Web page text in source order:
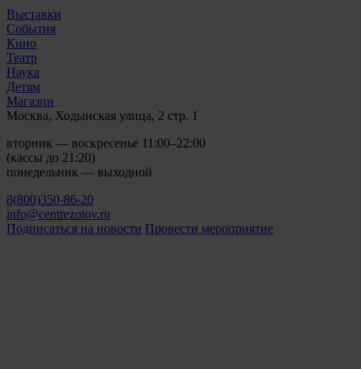
Выставки
События
Кино
Театр
Наука
Детям
Магазин
Москва, Ходынская улица, 2 стр. 1
вторник — воскресенье 11:00–22:00
(кассы до 21:20)
понедельник — выходной
8(800)350-86-20
info@centrezotov.ru
Подписаться на новости Провести мероприятие